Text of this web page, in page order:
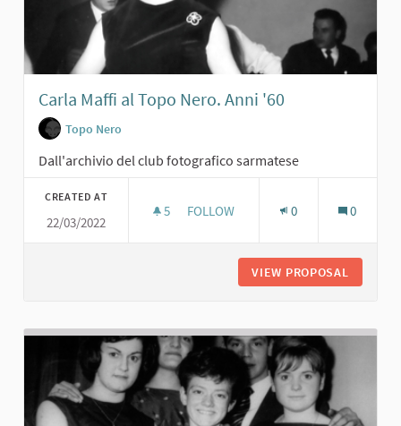
Carla Maffi al Topo Nero. Anni '60
Topo Nero
Dall'archivio del club fotografico sarmatese
CREATED AT
22/03/2022
5 5 FOLLOWERS
FOLLOW 0 0
VIEW PROPOSAL